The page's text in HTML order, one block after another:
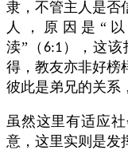
隶，不管主人是否
人，原因是“
渎”（6:1 ），这
得，教友亦非好榜
彼此是弟兄的关系
虽然这里有适应
意，这里实则是发